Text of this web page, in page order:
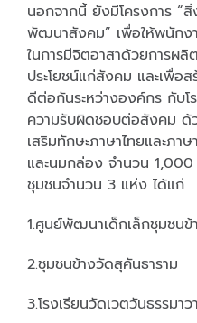
นอกจากนี้ ยังมีโครงการ “
พัฒนาสังคม” เพื่อให้พนักง
ในการมีจิตอาสาด้วยการผ
ประโยชน์แก่สังคม และเพื่อ
ดีต่อกันระหว่างองค์กร กับโ
ความรับผิดชอบต่อสังคม
เสริมทักษะภาษาไทยและภ
และนมกล่อง จำนวน 1,000
ชุมชนจำนวน 3 แห่ง ได้แก่
1.ศูนย์พัฒนาเด็กเล็กชุมชนข้
2.ชุมชนข้างวัดสุคันธาราม
3.โรงเรียนวัดเวตวันธรรมาว